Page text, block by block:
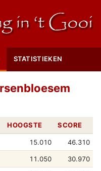
STATISTIEKEN
HOOGSTE SCORE
15.010 46.310
11.050 30.970